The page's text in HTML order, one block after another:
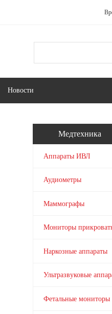
Новости
Медтехника
Аппараты ИВЛ
Аудиометры
Маммографы
Мониторы
Наркозные аппараты
Ультразвуковые
Фетальные